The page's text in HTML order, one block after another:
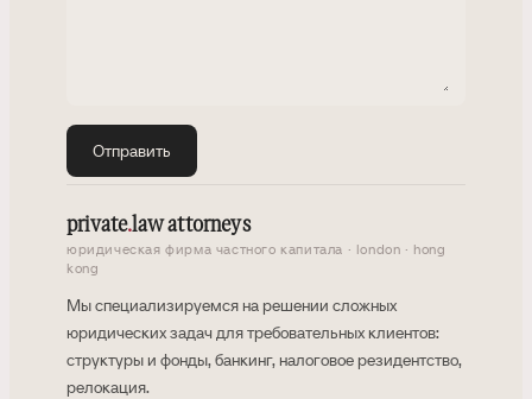
Отправить
private.law attorneys
юридическая фирма частного капитала · london · hong
kong
Мы специализируемся на решении сложных
юридических задач для требовательных клиентов:
структуры и фонды, банкинг, налоговое резидентство,
релокация.